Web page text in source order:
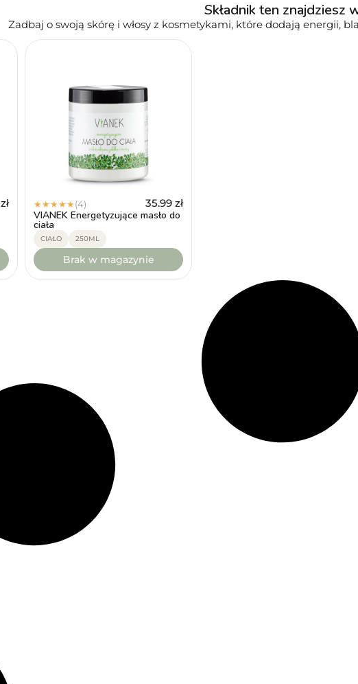
Składnik ten znajdziesz
Zadbaj o swoją skórę i włosy z kosmetykami, które dodają energii,
zł
★★★★★(4) 35.99 zł
VIANEK Energetyzujące masło do
ciała
CIAŁO 250ML
Brak w magazynie